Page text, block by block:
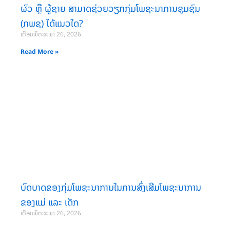
ຜົວ ຫຼື ຜູ້ຊາຍ ສາມາດຊ່ວຍວຽກກຸ່ມໂພຊະນາການຊຸມຊົນ
(ກພຊ) ໄດ້ແນວໃດ?
ເດືອນພຶດສະພາ 26, 2026
Read More »
ບົດບາດຂອງກຸ່ມໂພຊະນາການໃນການສົ່ງເສີມໂພຊະນາການ
ຂອງແມ່ ແລະ ເດັກ
ເດືອນພຶດສະພາ 26, 2026